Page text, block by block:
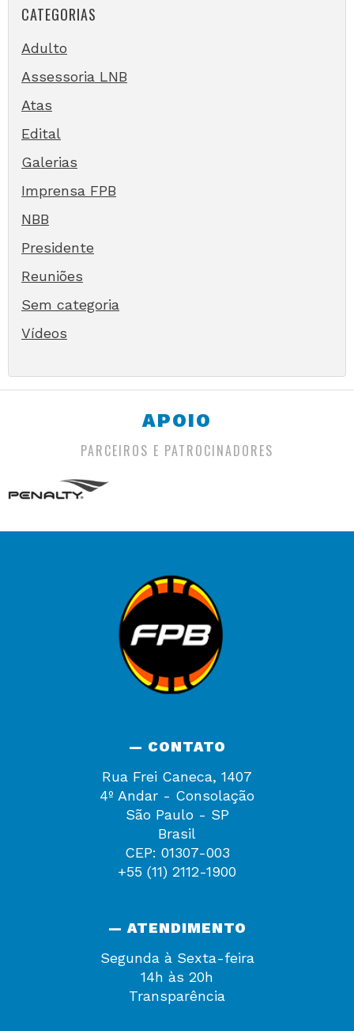
CATEGORIAS
Adulto
Assessoria LNB
Atas
Edital
Galerias
Imprensa FPB
NBB
Presidente
Reuniões
Sem categoria
Vídeos
APOIO
PARCEIROS E PATROCINADORES
— CONTATO
Rua Frei Caneca, 1407
4º Andar - Consolação
São Paulo - SP
Brasil
CEP: 01307-003
+55 (11) 2112-1900
— ATENDIMENTO
Segunda à Sexta-feira
14h às 20h
Transparência